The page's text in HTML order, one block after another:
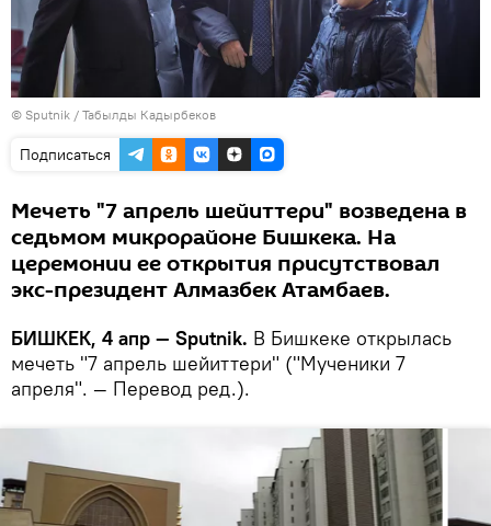
© Sputnik / Табылды Кадырбеков
Подписаться
Мечеть "7 апрель шейиттери" возведена в
седьмом микрорайоне Бишкека. На
церемонии ее открытия присутствовал
экс-президент Алмазбек Атамбаев.
БИШКЕК, 4 апр — Sputnik. В Бишкеке открылась
мечеть "7 апрель шейиттери" ("Мученики 7
апреля". — Перевод ред.).